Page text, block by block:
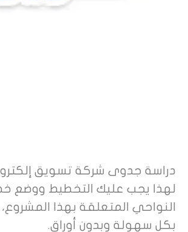
دراسة جدوى شركة تسويق
لهذا يجب عليك التخطيط ووضع
النواحي المتعلقة بهذا
بكل سهولة وبدون أوراق.